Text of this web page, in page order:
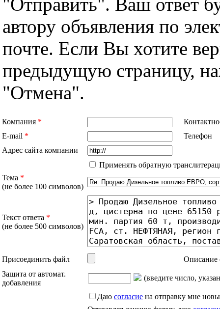
автору объявления по
почте. Если Вы хотите
предыдущую страницу,
"Отмена".
Компания *
E-mail *
Телефон
Адрес сайта компании
Применять обратную
Тема *
(не более 100 символов)
Текст ответа *
(не более 500 символов)
Присоединить файл
Описание
Защита от автомат.
добавления
(введите число,
Даю согласие на отправку мне